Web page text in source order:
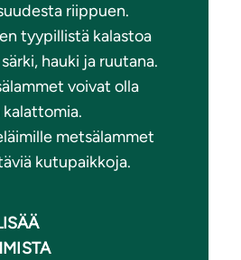
riippuen.
tyypillistä kalastoa
hauki ja ruutana.
voivat olla
metsälammet
kutupaikkoja.